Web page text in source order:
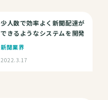
少人数で効率よく新聞配達が
できるようなシステムを開発
新聞業界
2022.3.17